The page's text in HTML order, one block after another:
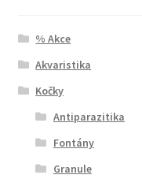
% Akce
Akvaristika
Kočky
Antiparazitika
Fontány
Granule